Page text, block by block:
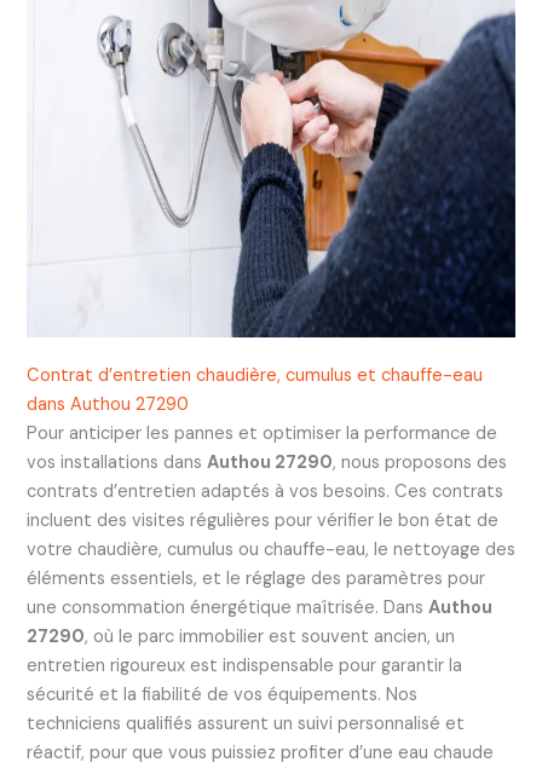
Contrat d’entretien chaudière, cumulus et chauffe-eau
dans Authou 27290
Pour anticiper les pannes et optimiser la performance de
vos installations dans Authou 27290, nous proposons des
contrats d’entretien adaptés à vos besoins. Ces contrats
incluent des visites régulières pour vérifier le bon état de
votre chaudière, cumulus ou chauffe-eau, le nettoyage des
éléments essentiels, et le réglage des paramètres pour
une consommation énergétique maîtrisée. Dans Authou
27290, où le parc immobilier est souvent ancien, un
entretien rigoureux est indispensable pour garantir la
sécurité et la fiabilité de vos équipements. Nos
techniciens qualifiés assurent un suivi personnalisé et
réactif, pour que vous puissiez profiter d’une eau chaude